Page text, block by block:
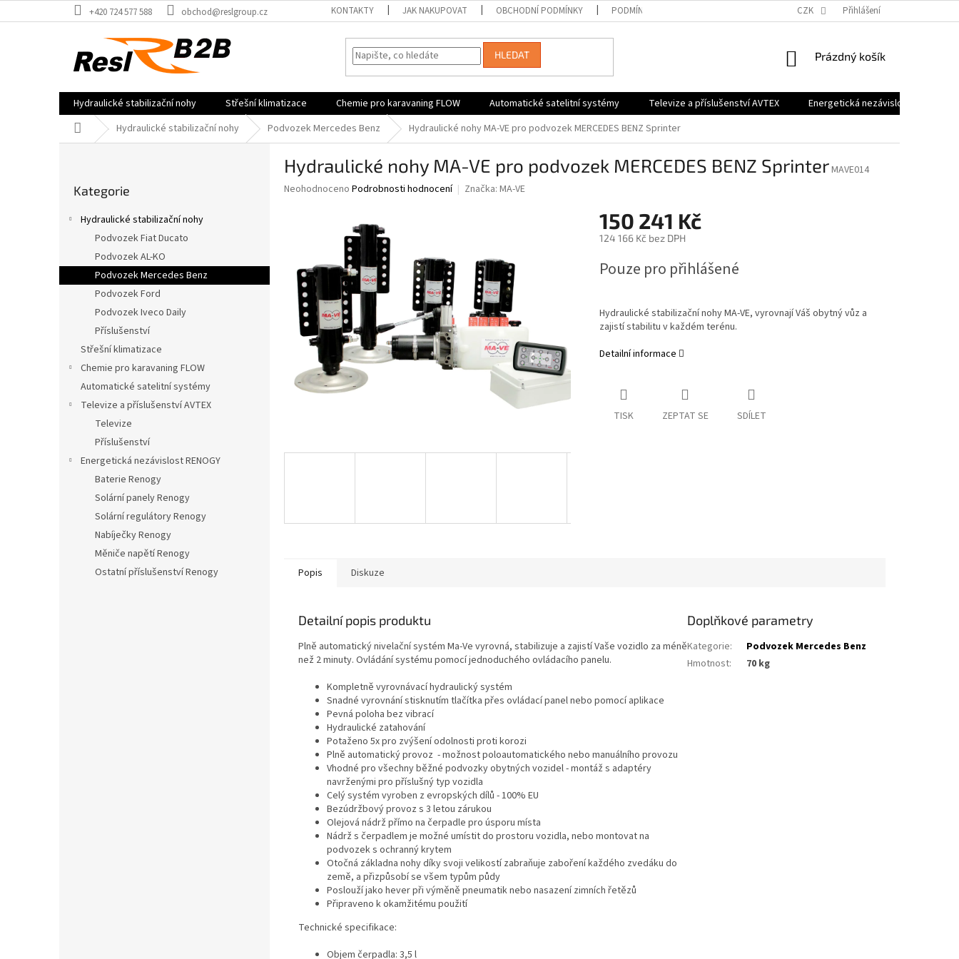
na
+420 724 577 588 obchod@reslgroup.cz KONTAKTY JAK NAKUPOVAT OBCHODNÍ PODMÍNKY PODMÍNKY OCHRANY OSOBNÍCH ÚDAJŮ CZK Přihlášení
HLEDAT
NÁKUPNÍ
Prázdný košík
Hydraulické stabilizační nohy Střešní klimatizace Chemie pro karavaning FLOW Automatické satelitní systémy Televize a příslušenství AVTEX
Energetická nezávislost RENOGY
Domů Hydraulické stabilizační nohy Podvozek Mercedes Benz Hydraulické nohy MA-VE pro podvozek MERCEDES BENZ Sprinter
kategorie
Kategorie
Hydraulické stabilizační nohy
Podvozek Fiat Ducato
Podvozek AL-KO
Podvozek Mercedes Benz
Podvozek Ford
Podvozek Iveco Daily
Příslušenství
Střešní klimatizace
Chemie pro karavaning FLOW
Automatické satelitní systémy
Televize a příslušenství AVTEX
Televize
Příslušenství
Energetická nezávislost RENOGY
Baterie Renogy
Solární panely Renogy
Solární regulátory Renogy
Nabíječky Renogy
Měniče napětí Renogy
Ostatní příslušenství Renogy
Hydraulické nohy MA-VE pro podvozek MERCEDES BENZ SprinterMAVE014
Průměrné
hvězdiček.
Neohodnoceno Podrobnosti hodnocení Značka: MA-VE
150 241 Kč
124 166 Kč bez DPH
cena:
Pouze pro přihlášené
Hydraulické stabilizační nohy MA-VE, vyrovnají Váš obytný vůz a
zajistí stabilitu v každém terénu.
Detailní informace
TISK ZEPTAT SE SDÍLET
Popis Diskuze
Detailní popis produktu
Plně automatický nivelační systém Ma-Ve vyrovná, stabilizuje a zajistí Vaše vozidlo za méně
než 2 minuty. Ovládání systému pomocí jednoduchého ovládacího panelu.
Kompletně vyrovnávací hydraulický systém
Snadné vyrovnání stisknutím tlačítka přes ovládací panel nebo pomocí aplikace
Pevná poloha bez vibrací
Hydraulické zatahování
Potaženo 5x pro zvýšení odolnosti proti korozi
Plně automatický provoz - možnost poloautomatického nebo manuálního provozu
Vhodné pro všechny běžné podvozky obytných vozidel - montáž s adaptéry
navrženými pro příslušný typ vozidla
Celý systém vyroben z evropských dílů - 100% EU
Bezúdržbový provoz s 3 letou zárukou
Olejová nádrž přímo na čerpadle pro úsporu místa
Nádrž s čerpadlem je možné umístit do prostoru vozidla, nebo montovat na
podvozek s ochranný krytem
Otočná základna nohy díky svoji velikostí zabraňuje zaboření každého zvedáku do
země, a přizpůsobí se všem typům půdy
Poslouží jako hever při výměně pneumatik nebo nasazení zimních řetězů
Připraveno k okamžitému použití
Technické specifikace:
Objem čerpadla: 3,5 l
Doplňkové parametry
Kategorie:
Podvozek Mercedes Benz
Hmotnost: 70 kg